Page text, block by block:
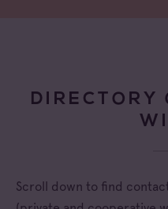
DIRECTORY
Scroll down to find